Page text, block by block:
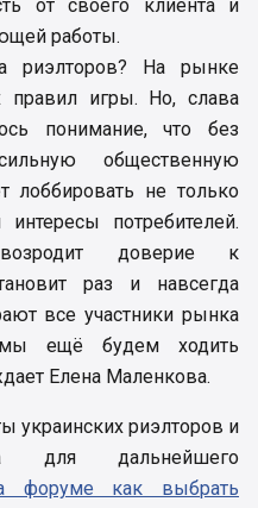
от своего клиента и
работы.
риэлторов? На рынке
правил игры. Но, слава
понимание, что без
общественную
лоббировать не только
потребителей.
доверие к
раз и навсегда
все участники рынка
мы ещё будем ходить
Елена Маленкова.
украинских риэлторов и
для дальнейшего
как выбрать